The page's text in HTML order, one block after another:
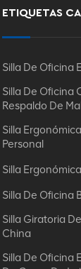
ETIQUETAS
Silla De Oficina
Silla De Oficina
Respaldo De
Silla
Personal
Silla
Silla De Oficina
Silla Giratoria
China
Silla De Oficina